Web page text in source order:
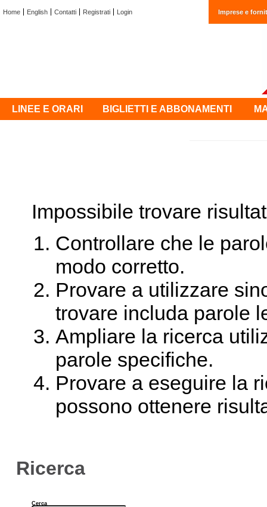
Home English Contatti Registrati Login Imprese e
LINEE E ORARI BIGLIETTI E ABBONAMENTI
Impossibile trovare
Controllare che le
modo corretto.
Provare a utilizzare
trovare includa parole
Ampliare la ricerca
parole specifiche.
Provare a eseguire la
possono ottenere
Ricerca
Cerca